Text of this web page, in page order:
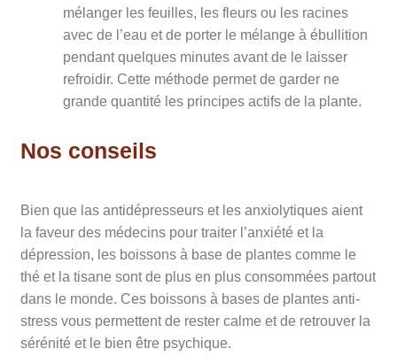
mélanger les feuilles, les fleurs ou les racines
avec de l’eau et de porter le mélange à ébullition
pendant quelques minutes avant de le laisser
refroidir. Cette méthode permet de garder ne
grande quantité les principes actifs de la plante.
Nos conseils
Bien que las antidépresseurs et les anxiolytiques aient
la faveur des médecins pour traiter l’anxiété et la
dépression, les boissons à base de plantes comme le
thé et la tisane sont de plus en plus consommées partout
dans le monde. Ces boissons à bases de plantes anti-
stress vous permettent de rester calme et de retrouver la
sérénité et le bien être psychique.